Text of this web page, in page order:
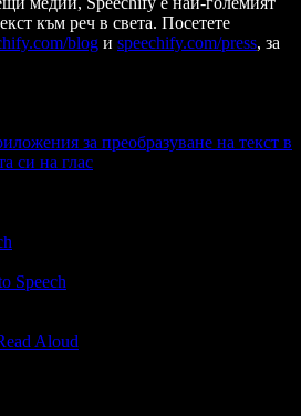
към реч в света. Посетете
blog и speechify.com/press, за
за преобразуване на текст в
си на глас
Speech
Aloud